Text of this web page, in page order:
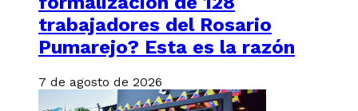
trabajadores del Rosario
Pumarejo? Esta es la razón
7 de agosto de 2026